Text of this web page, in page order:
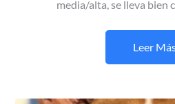
media/alta, se lleva bien
Leer